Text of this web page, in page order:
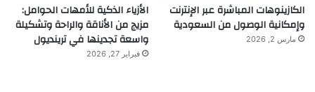
الكازينوهات المباشرة عبر الإنترنت
وإمكانية الوصول من السعودية
مارس 2, 2026
الأزياء الذكية للأمهات الحوامل:
مزيج من الأناقة والراحة وتشكيلة
واسعة تجدينها في ترينديول
فبراير 27, 2026